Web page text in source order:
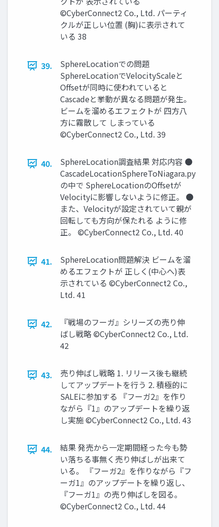
©CyberConnect2 Co., Ltd. パーティ
クルが正しい位置 (胸)に表示されて
いる 38
39.
SphereLocationでの問題
SphereLocationでVelocityScaleと
Offsetが同時に使われていると
Cascadeと挙動が異なる問題が発生。
ビームを溜めるエフェクトが 四方八
方に霧散して しまっている
©CyberConnect2 Co., Ltd. 39
40.
SphereLocation調査結果 対応内容 ●
CascadeLocationSphereToNiagara.py
の中で SphereLocationのOffsetが
Velocityに影響しないように修正。 ●
また、Velocityが設定されていて親が
回転しても方向が保たれる ように修
正。 ©CyberConnect2 Co., Ltd. 40
41.
SphereLocation問題解決 ビームを溜
めるエフェクトが 正しく(中心へ)表
示されている ©CyberConnect2 Co.,
Ltd. 41
42.
『戦場のフーガ』シリーズの売り伸
ばし戦略 ©CyberConnect2 Co., Ltd.
42
43.
売り伸ばし戦略 1. リリース後も継続
してアップデートを行う 2. 積極的に
SALEに参加する 『フーガ2』を作り
ながら『1』のアップデートを繰り返
し実施 ©CyberConnect2 Co., Ltd. 43
44.
結果 発売から一定期間経った今も勢
い落ちる事無く売り伸ばしが出来て
いる。 『フーガ2』を作りながら『フ
ーガ1』のアップデートを繰り返し、
『フーガ1』の売り伸ばしを図る。
©CyberConnect2 Co., Ltd. 44